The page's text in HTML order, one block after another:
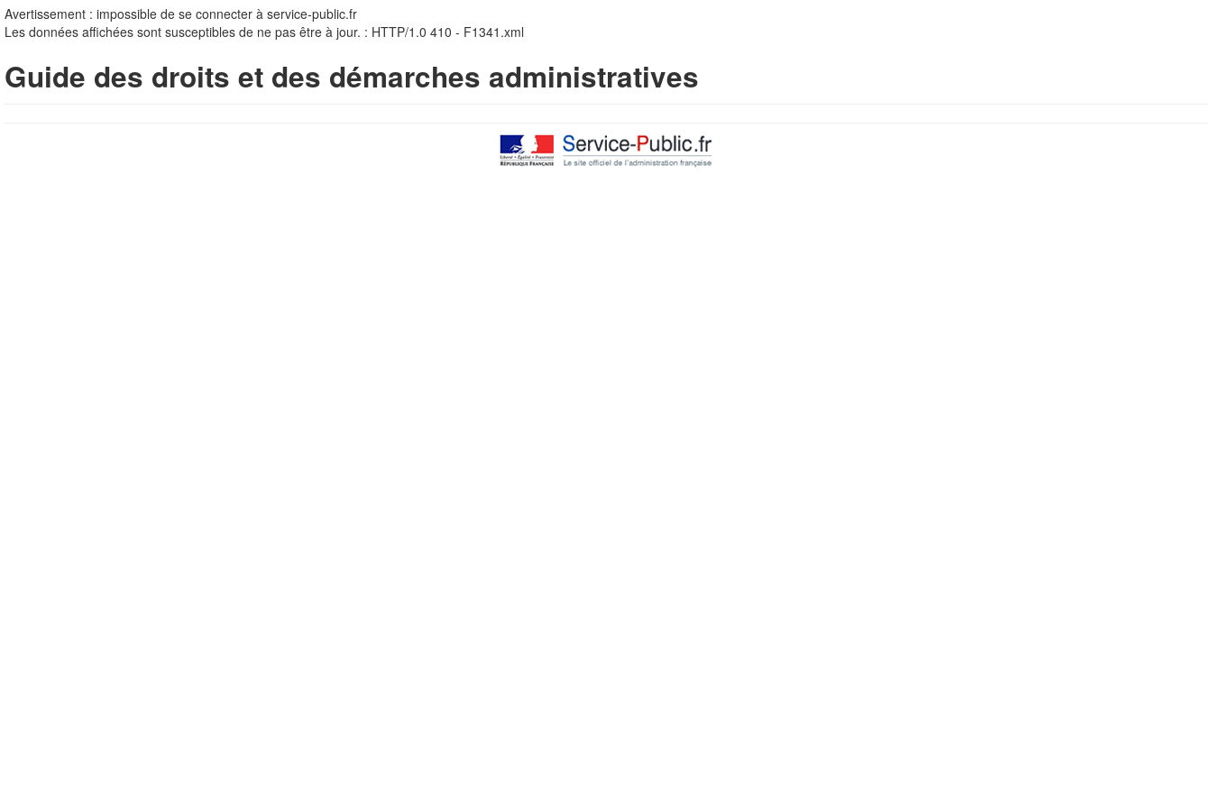
Avertissement : impossible de se connecter à service-public.fr
Les données affichées sont susceptibles de ne pas être à jour. : HTTP/1.0 410 - F1341.xml
Guide des droits et des démarches administratives